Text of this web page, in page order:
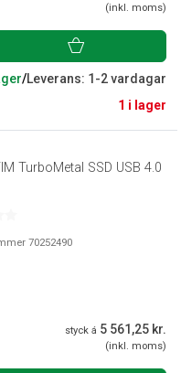
(inkl. moms)
/Leverans: 1-2 vardagar
1 i lager
TurboMetal SSD USB 4.0
70252490
styck á 5 561,25 kr.
(inkl. moms)